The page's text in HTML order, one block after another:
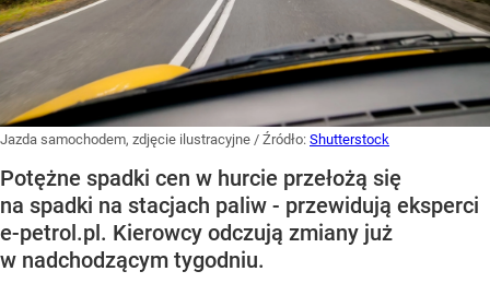
Jazda samochodem, zdjęcie ilustracyjne / Źródło: Shutterstock
Potężne spadki cen w hurcie przełożą się
na spadki na stacjach paliw - przewidują eksperci
e-petrol.pl. Kierowcy odczują zmiany już
w nadchodzącym tygodniu.